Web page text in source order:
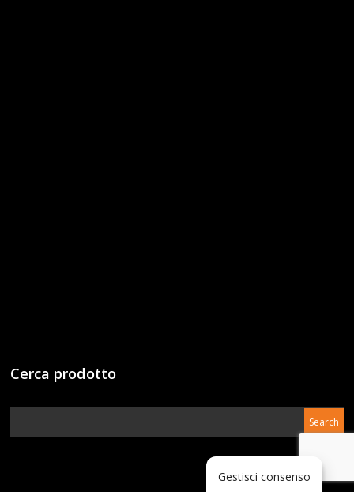
Cerca prodotto
Gestisci consenso